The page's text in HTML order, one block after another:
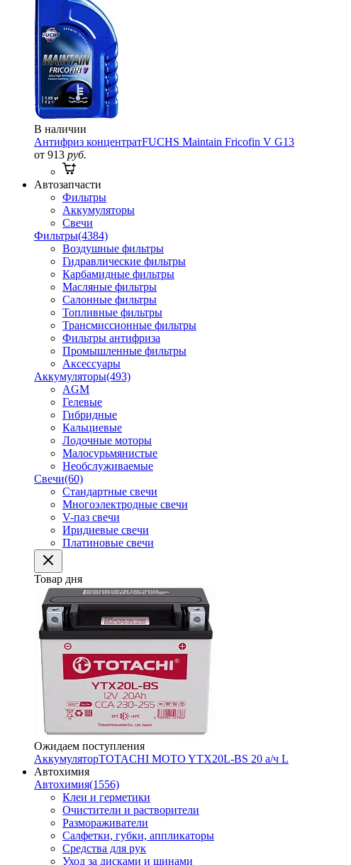
В наличии
Антифриз концентратFUCHS Maintain Fricofin V G13
от 913 руб.
Автозапчасти
Фильтры
Аккумуляторы
Свечи
Фильтры(4384)
Воздушные фильтры
Гидравлические фильтры
Карбамидные фильтры
Масляные фильтры
Салонные фильтры
Топливные фильтры
Трансмиссионные фильтры
Фильтры антифриза
Промышленные фильтры
Аксессуары
Аккумуляторы(493)
AGM
Гелевые
Гибридные
Кальциевые
Лодочные моторы
Малосурьмянистые
Необслуживаемые
Свечи(60)
Стандартные свечи
Многоэлектродные свечи
V-паз свечи
Иридиевые свечи
Платиновые свечи
Товар дня
Ожидаем поступления
АккумуляторTOTACHI MOTO YTX20L-BS 20 а/ч L
Автохимия
Автохимия(1556)
Клеи и герметики
Очистители и растворители
Размораживатели
Салфетки, губки, аппликаторы
Средства для рук
Уход за дисками и шинами